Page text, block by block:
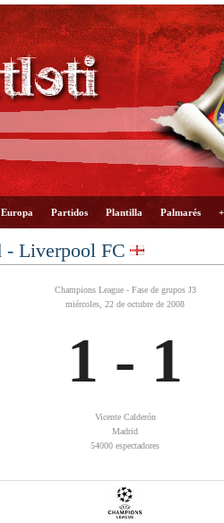
Europa Partidos Plantilla Palmarés
Liverpool FC
Champions League - Fase de grupos J3
miércoles, 22 de octubre de 2008
1 - 1
Vicente Calderón
Madrid
54000 espectadores